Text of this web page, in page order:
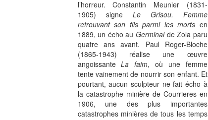
l’horreur. Constantin Meunier (1831-
1905) signe Le Grisou. Femme
retrouvant son fils parmi les morts en
1889, un écho auGerminalde Zola paru
quatre ans avant. Paul Roger-Bloche
(1865-1943) réalise une œuvre
angoissanteLa faim, où une femme
tente vainement de nourrir son enfant. Et
pourtant, aucun sculpteur ne fait écho à
la catastrophe minière de Courrieres en
1906, une des plus importantes
catastrophes minières de tous les temps